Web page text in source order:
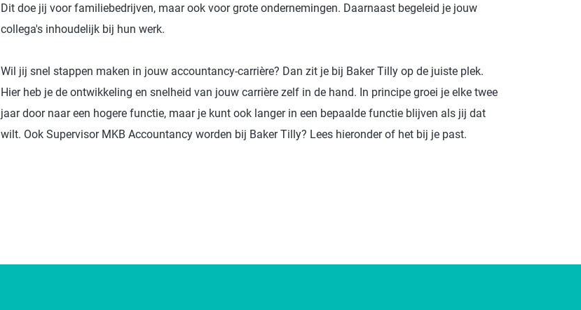
Dit doe jij voor familiebedrijven, maar ook voor grote ondernemingen. Daarnaast begeleid je jouw
collega's inhoudelijk bij hun werk.
Wil jij snel stappen maken in jouw accountancy-carrière? Dan zit je bij Baker Tilly op de juiste plek.
Hier heb je de ontwikkeling en snelheid van jouw carrière zelf in de hand. In principe groei je elke twee
jaar door naar een hogere functie, maar je kunt ook langer in een bepaalde functie blijven als jij dat
wilt. Ook Supervisor MKB Accountancy worden bij Baker Tilly? Lees hieronder of het bij je past.